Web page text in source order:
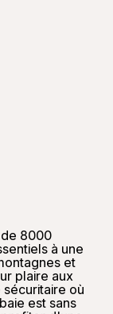
8000
à une
et
plaire aux
où
est sans